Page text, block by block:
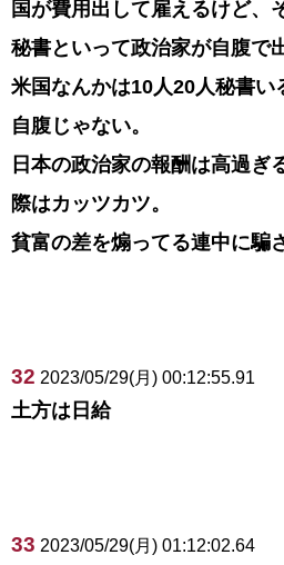
国が費用出して雇えるけど、
秘書といって政治家が自腹で
米国なんかは10人20人秘書い
自腹じゃない。
日本の政治家の報酬は高過ぎ
際はカッツカツ。
貧富の差を煽ってる連中に騙
32 2023/05/29(月) 00:12:55.91
土方は日給
33 2023/05/29(月) 01:12:02.64